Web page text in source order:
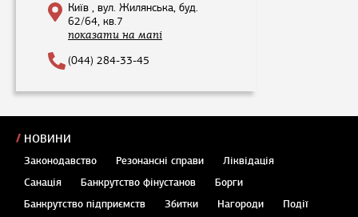
Київ , вул. Жилянська, буд.
62/64, кв.7
показати на мапі
(044) 284-33-45
НОВИНИ
Законодавство Резонансні справи
Ліквідація
Санація
Банкрутство фінустанов
Борги
Банкрутство підприємств
Збитки Нагороди
Події